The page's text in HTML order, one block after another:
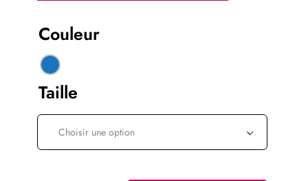
Couleur
Taille
Choisir une option